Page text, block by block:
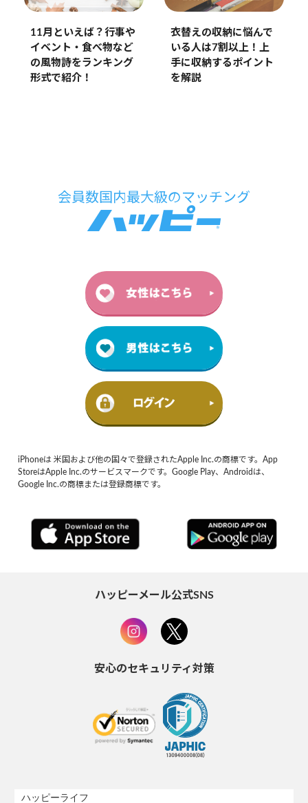
11月といえば？行事や
イベント・食べ物など
の風物詩をランキング
形式で紹介！
衣替えの収納に悩んで
いる人は7割以上！上
手に収納するポイント
を解説
iPhoneは 米国および他の国々で登録されたApple Inc.の商標です。App
StoreはApple Inc.のサービスマークです。Google Play、Androidは、
Google Inc.の商標または登録商標です。
ハッピーメール公式SNS
安心のセキュリティ対策
ハッピーライフ